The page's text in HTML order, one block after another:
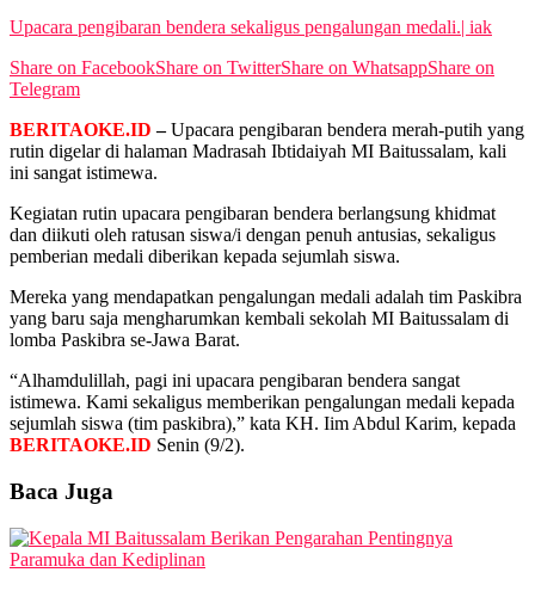
Upacara pengibaran bendera sekaligus pengalungan medali.| iak
Share on FacebookShare on TwitterShare on WhatsappShare on
Telegram
BERITAOKE.ID –Upacara pengibaran bendera merah-putih yang
rutin digelar di halaman Madrasah Ibtidaiyah MI Baitussalam, kali
ini sangat istimewa.
Kegiatan rutin upacara pengibaran bendera berlangsung khidmat
dan diikuti oleh ratusan siswa/i dengan penuh antusias, sekaligus
pemberian medali diberikan kepada sejumlah siswa.
Mereka yang mendapatkan pengalungan medali adalah tim Paskibra
yang baru saja mengharumkan kembali sekolah MI Baitussalam di
lomba Paskibra se-Jawa Barat.
“Alhamdulillah, pagi ini upacara pengibaran bendera sangat
istimewa. Kami sekaligus memberikan pengalungan medali kepada
sejumlah siswa (tim paskibra),” kata KH. Iim Abdul Karim, kepada
BERITAOKE.ID Senin (9/2).
Baca Juga